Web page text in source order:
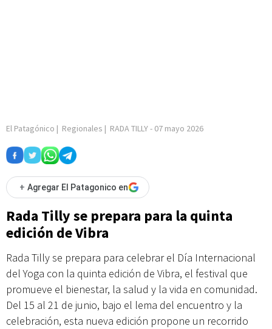
El Patagónico | Regionales | RADA TILLY- 07 mayo 2026
+ Agregar El Patagonico en
Rada Tilly se prepara para la quinta
edición de Vibra
Rada Tilly se prepara para celebrar el Día Internacional
del Yoga con la quinta edición de Vibra, el festival que
promueve el bienestar, la salud y la vida en comunidad.
Del 15 al 21 de junio, bajo el lema del encuentro y la
celebración, esta nueva edición propone un recorrido